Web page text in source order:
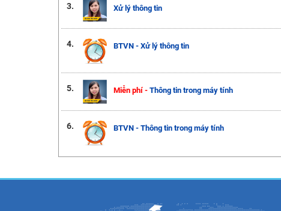
3. Xử lý thông tin
4. BTVN - Xử lý thông tin
5. Miễn phí - Thông tin trong máy tính
6. BTVN - Thông tin trong máy tính